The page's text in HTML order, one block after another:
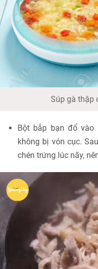
Súp gà thập
Bột bắp bạn đổ
không bị vón cục.
chén trứng lúc nãy,